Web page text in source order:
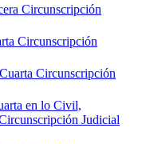
Circunscripción
Circunscripción
Circunscripción
en lo Civil,
Judicial